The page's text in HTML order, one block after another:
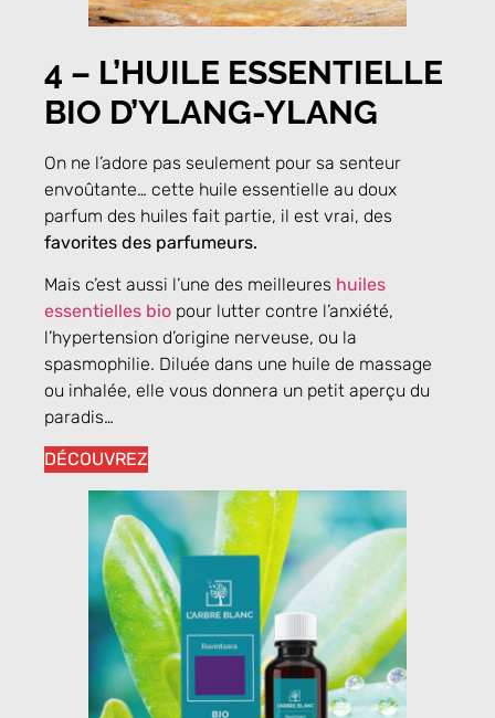
4 – L’HUILE ESSENTIELLE
BIO D’YLANG-YLANG
On ne l’adore pas seulement pour sa senteur
envoûtante… cette huile essentielle au doux
parfum des huiles fait partie, il est vrai, des
favorites des parfumeurs.
Mais c’est aussi l’une des meilleures huiles
essentielles bio pour lutter contre l’anxiété,
l’hypertension d’origine nerveuse, ou la
spasmophilie. Diluée dans une huile de massage
ou inhalée, elle vous donnera un petit aperçu du
paradis…
DÉCOUVREZ